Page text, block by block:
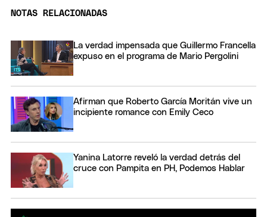
NOTAS RELACIONADAS
La verdad impensada que Guillermo Francella
expuso en el programa de Mario Pergolini
Afirman que Roberto García Moritán vive un
incipiente romance con Emily Ceco
Yanina Latorre reveló la verdad detrás del
cruce con Pampita en PH, Podemos Hablar